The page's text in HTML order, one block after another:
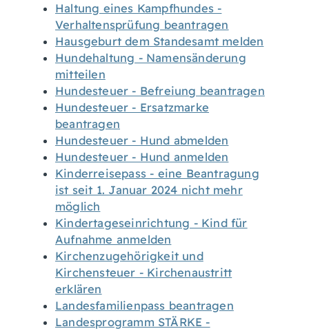
Haltung eines Kampfhundes -
Verhaltensprüfung beantragen
Hausgeburt dem Standesamt melden
Hundehaltung - Namensänderung
mitteilen
Hundesteuer - Befreiung beantragen
Hundesteuer - Ersatzmarke
beantragen
Hundesteuer - Hund abmelden
Hundesteuer - Hund anmelden
Kinderreisepass - eine Beantragung
ist seit 1. Januar 2024 nicht mehr
möglich
Kindertageseinrichtung - Kind für
Aufnahme anmelden
Kirchenzugehörigkeit und
Kirchensteuer - Kirchenaustritt
erklären
Landesfamilienpass beantragen
Landesprogramm STÄRKE -